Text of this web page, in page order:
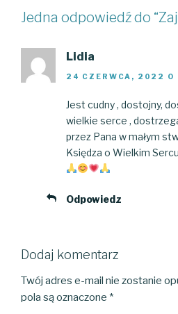
Jedna odpowiedź do
Lidia
24 CZERWCA, 2022 O
Jest cudny , dostojny,
wielkie serce ,
przez Pana w małym
Księdza o Wielkim
Odpowiedz
Dodaj komentarz
Twój adres e-mail nie zostanie
pola są oznaczone *